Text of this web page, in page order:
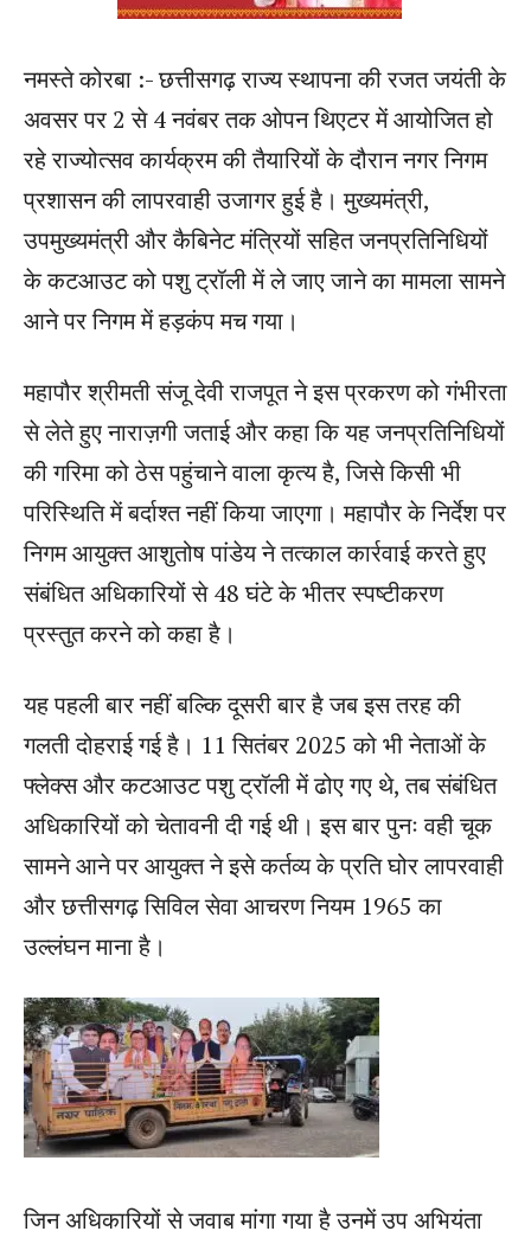
नमस्ते कोरबा :- छत्तीसगढ़ राज्य स्थापना की रजत जयंती के
अवसर पर 2 से 4 नवंबर तक ओपन थिएटर में आयोजित हो
रहे राज्योत्सव कार्यक्रम की तैयारियों के दौरान नगर निगम
प्रशासन की लापरवाही उजागर हुई है। मुख्यमंत्री,
उपमुख्यमंत्री और कैबिनेट मंत्रियों सहित जनप्रतिनिधियों
के कटआउट को पशु ट्रॉली में ले जाए जाने का मामला सामने
आने पर निगम में हड़कंप मच गया।
महापौर श्रीमती संजू देवी राजपूत ने इस प्रकरण को गंभीरता
से लेते हुए नाराज़गी जताई और कहा कि यह जनप्रतिनिधियों
की गरिमा को ठेस पहुंचाने वाला कृत्य है, जिसे किसी भी
परिस्थिति में बर्दाश्त नहीं किया जाएगा। महापौर के निर्देश पर
निगम आयुक्त आशुतोष पांडेय ने तत्काल कार्रवाई करते हुए
संबंधित अधिकारियों से 48 घंटे के भीतर स्पष्टीकरण
प्रस्तुत करने को कहा है।
यह पहली बार नहीं बल्कि दूसरी बार है जब इस तरह की
गलती दोहराई गई है। 11 सितंबर 2025 को भी नेताओं के
फ्लेक्स और कटआउट पशु ट्रॉली में ढोए गए थे, तब संबंधित
अधिकारियों को चेतावनी दी गई थी। इस बार पुनः वही चूक
सामने आने पर आयुक्त ने इसे कर्तव्य के प्रति घोर लापरवाही
और छत्तीसगढ़ सिविल सेवा आचरण नियम 1965 का
उल्लंघन माना है।
जिन अधिकारियों से जवाब मांगा गया है उनमें उप अभियंता